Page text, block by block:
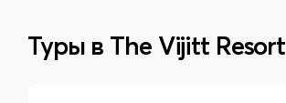
Туры в The Vijitt Resort